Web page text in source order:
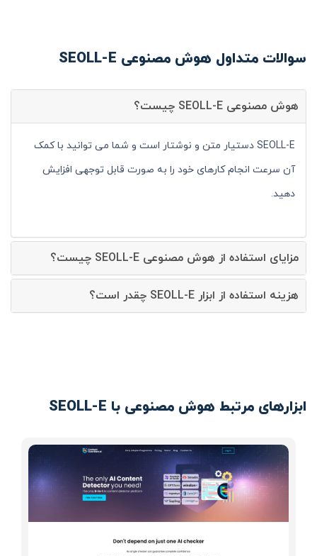
سوالات متداول هوش مصنوعی SEOLL-E
هوش مصنوعی SEOLL-E چیست؟
SEOLL-E دستیار متن و نوشتار است و شما می توانید با کمک
آن سرعت انجام کارهای خود را به صورت قابل توجهی افزایش
دهید.
مزایای استفاده از هوش مصنوعی SEOLL-E چیست؟
هزینه استفاده از ابزار SEOLL-E چقدر است؟
ابزارهای مرتبط هوش مصنوعی با SEOLL-E